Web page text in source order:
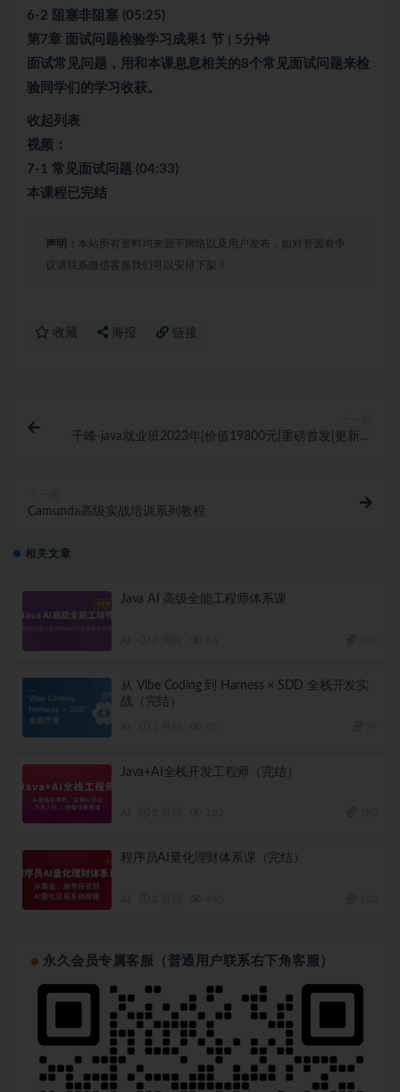
6-2 阻塞非阻塞 (05:25)
第7章 面试问题检验学习成果1 节 | 5分钟
面试常见问题，用和本课息息相关的8个常见面试问题来检
验同学们的学习收获。
收起列表
视频：
7-1 常见面试问题 (04:33)
本课程已完结
声明： 本站所有资料均来源于网络以及用户发布，如对资源有争
议请联系微信客服我们可以安排下架！
收藏 海报 链接
千峰-java就业班2023年|价值19800元|重磅首发|更新完
Camunda高级实战培训系列教程
相关文章
Java AI 高级全能工程师体系课
从 Vibe Coding 到 Harness × SDD 全栈开发实
战（完结）
Java+AI全栈开发工程师（完结）
程序员AI量化理财体系课（完结）
永久会员专属客服（普通用户联系右下角客服）